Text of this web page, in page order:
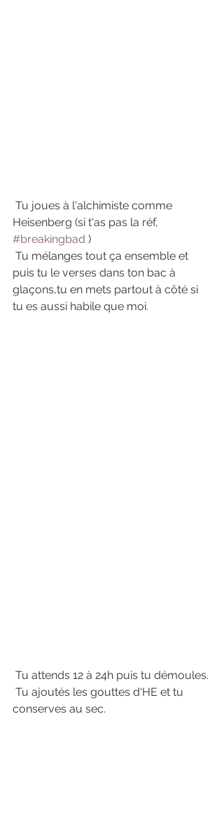
Heisenberg (si t'as pas la réf,
#breakingbad )
puis tu le verses dans ton bac à
glaçons,tu en mets partout à côté si
tu es aussi habile que moi.
Tu attends 12 à 24h puis tu démoules.
conserves au sec.